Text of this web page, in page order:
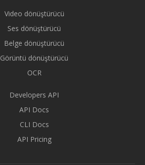
Video dönüştürücü
Ses dönüştürücü
Belge dönüştürücü
Görüntü dönüştürücü
OCR
Developers API
API Docs
CLI Docs
API Pricing